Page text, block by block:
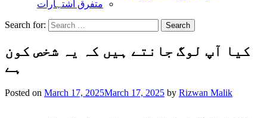
متفرق اشتہارات
Search for:
کیا آپ لوگ جانتے ہیں کہ یہ شخص کون
ہے
Posted on March 17, 2025March 17, 2025 by Rizwan Malik